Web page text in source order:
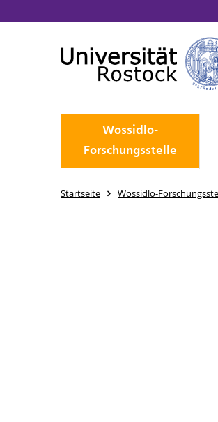
Wossidlo-
Forschungsstelle
Startseite Wossidlo-